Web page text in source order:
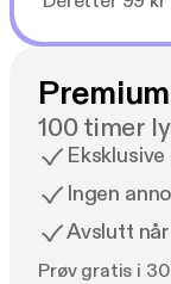
100 timer
Ingen
Avslutt
Prøv gratis i